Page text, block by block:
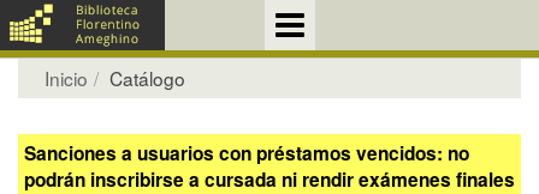
Inicio Catálogo
Sanciones a usuarios con préstamos vencidos: no
podrán inscribirse a cursada ni rendir exámenes finales